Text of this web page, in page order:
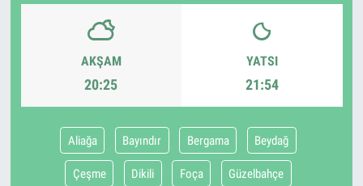
AKŞAM
20:25
YATSI
21:54
Aliağa Bayındır Bergama Beydağ
Çeşme Dikili Foça Güzelbahçe